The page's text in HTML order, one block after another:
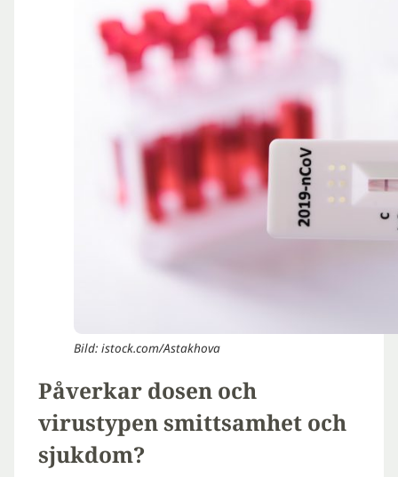
Bild: istock.com/Astakhova
Påverkar dosen och
virustypen smittsamhet och
sjukdom?